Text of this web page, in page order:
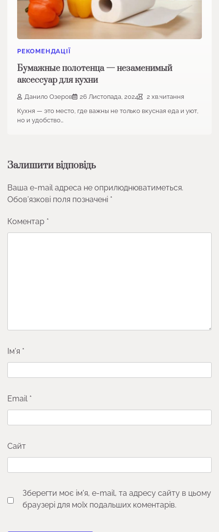
РЕКОМЕНДАЦІЇ
Бумажные полотенца — незаменимый
аксессуар для кухни
Данило Озеров 26 Листопада, 2024
2 хв.читання
Кухня — это место, где важны не только вкусная еда и уют,
но и удобство…
Залишити відповідь
Ваша e-mail адреса не оприлюднюватиметься.
Обов’язкові поля позначені *
Коментар *
Ім'я *
Email *
Сайт
Зберегти моє ім'я, e-mail, та адресу сайту в цьому
браузері для моїх подальших коментарів.